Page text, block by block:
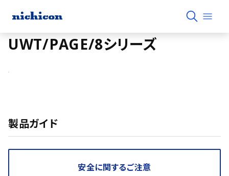
UWT/PAGE/8シリーズ
製品ガイド
安全に関するご注意